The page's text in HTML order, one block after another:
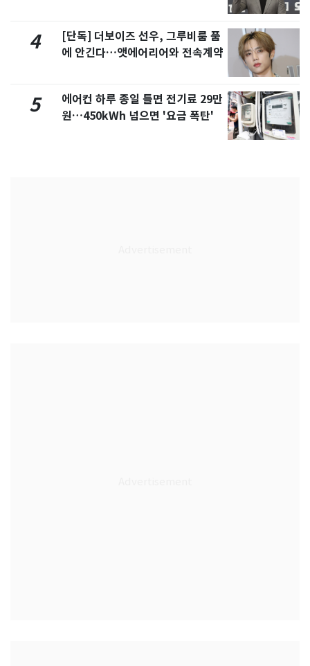
4
[단독] 더보이즈 선우, 그루비룸 품
에 안긴다…앳에어리어와 전속계약
5
에어컨 하루 종일 틀면 전기료 29만
원…450kWh 넘으면 '요금 폭탄'